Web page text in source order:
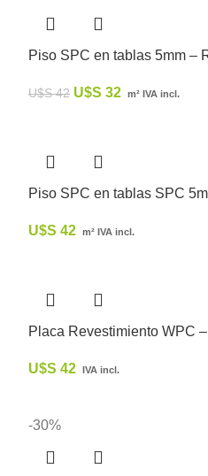
Piso SPC en tablas 5mm –
U$S42 U$S 32 m² IVA incl.
Piso SPC en tablas SPC
U$S 42 m² IVA incl.
Placa Revestimiento WPC
U$S 42 IVA incl.
-30%